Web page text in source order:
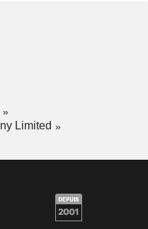
Limited